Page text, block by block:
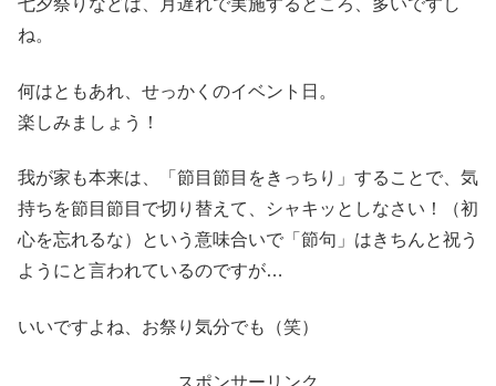
七夕祭りなどは、月遅れで実施するところ、多いですし
ね。
何はともあれ、せっかくのイベント日。
楽しみましょう！
我が家も本来は、「節目節目をきっちり」することで、気
持ちを節目節目で切り替えて、シャキッとしなさい！（初
心を忘れるな）という意味合いで「節句」はきちんと祝う
ようにと言われているのですが…
いいですよね、お祭り気分でも（笑）
スポンサーリンク